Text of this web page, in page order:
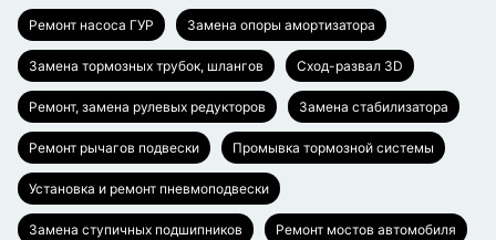
Ремонт насоса ГУР Замена опоры амортизатора
Замена тормозных трубок, шлангов Сход-развал 3D
Ремонт, замена рулевых редукторов Замена стабилизатора
Ремонт рычагов подвески Промывка тормозной системы
Установка и ремонт пневмоподвески
Замена ступичных подшипников Ремонт мостов автомобиля